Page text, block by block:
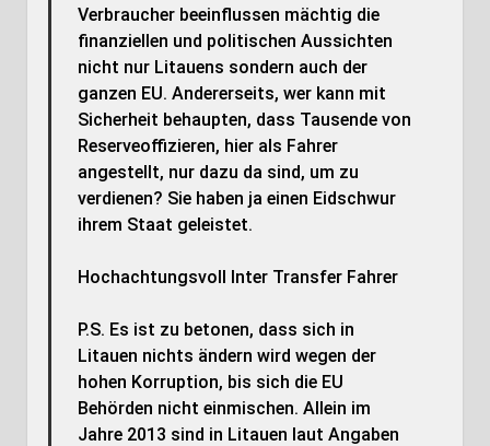
Verbraucher beeinflussen mächtig die
finanziellen und politischen Aussichten
nicht nur Litauens sondern auch der
ganzen EU. Andererseits, wer kann mit
Sicherheit behaupten, dass Tausende von
Reserveoffizieren, hier als Fahrer
angestellt, nur dazu da sind, um zu
verdienen? Sie haben ja einen Eidschwur
ihrem Staat geleistet.
Hochachtungsvoll Inter Transfer Fahrer
P.S. Es ist zu betonen, dass sich in
Litauen nichts ändern wird wegen der
hohen Korruption, bis sich die EU
Behörden nicht einmischen. Allein im
Jahre 2013 sind in Litauen laut Angaben